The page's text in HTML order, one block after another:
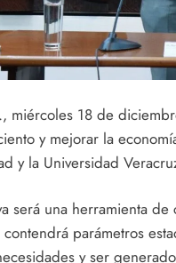
miércoles 18 de
y mejorar la
y la Universidad
será una herramienta
contendrá parámetros
y ser